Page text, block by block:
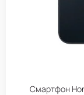
Смартфон